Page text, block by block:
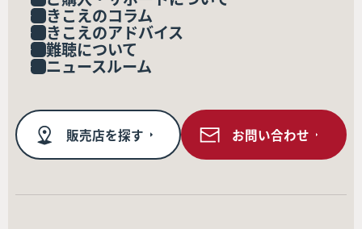
きこえのコラム
きこえのアドバイス
難聴について
ニュースルーム
販売店を探す お問い合わせ